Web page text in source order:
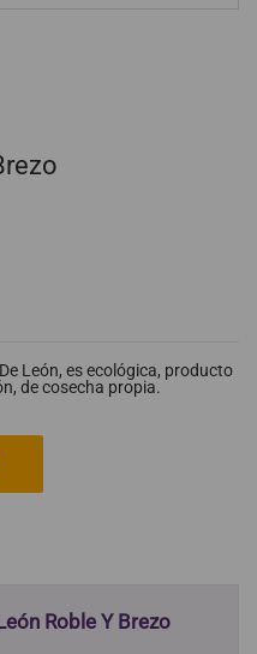
León, es ecológica, producto
de cosecha propia.
Roble Y Brezo